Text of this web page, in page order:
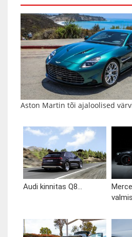
Aston Martin tõi ajaloolised
Audi kinnitas Q8...